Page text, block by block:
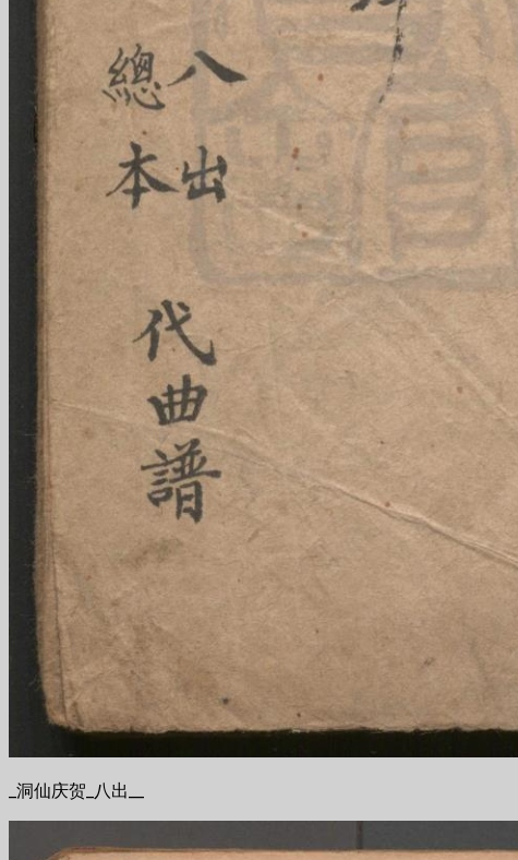
_洞仙庆贺_八出__